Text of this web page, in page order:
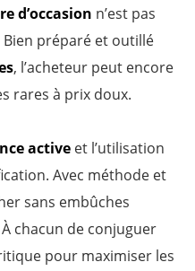
d’occasion n’est pas
préparé et outillé
, l’acheteur peut encore
rares à prix doux.
active et l’utilisation
Avec méthode et
sans embûches
chacun de conjuguer
pour maximiser les